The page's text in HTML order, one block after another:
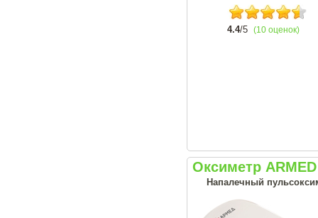
4.4/5 (10 оценок)
Оксиметр
Напалечный